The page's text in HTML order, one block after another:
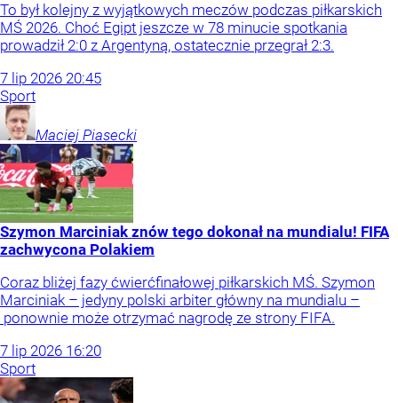
To był kolejny z wyjątkowych meczów podczas piłkarskich
MŚ 2026. Choć Egipt jeszcze w 78 minucie spotkania
prowadził 2:0 z Argentyną, ostatecznie przegrał 2:3.
7 lip 2026 20:45
Sport
Maciej Piasecki
Szymon Marciniak znów tego dokonał na mundialu! FIFA
zachwycona Polakiem
Coraz bliżej fazy ćwierćfinałowej piłkarskich MŚ. Szymon
Marciniak – jedyny polski arbiter główny na mundialu –
ponownie może otrzymać nagrodę ze strony FIFA.
7 lip 2026 16:20
Sport